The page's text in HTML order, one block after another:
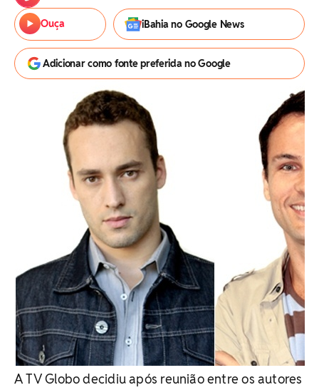
Ouça iBahia no Google News
Adicionar como fonte preferida no Google
A TV Globo decidiu após reunião entre os autores